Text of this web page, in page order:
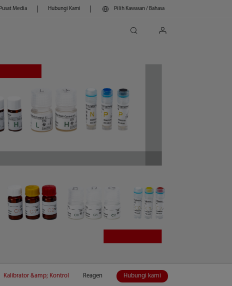
Pusat Media Hubungi Kami Pilih Kawasan / Bahasa
Kalibrator &amp; Kontrol Reagen Hubungi kami